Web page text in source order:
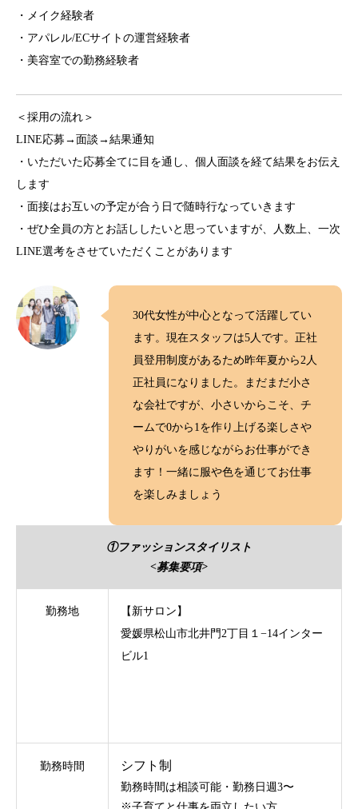
・メイク経験者
・アパレル/ECサイトの運営経験者
・美容室での勤務経験者
＜採用の流れ＞
LINE応募→面談→結果通知
・いただいた応募全てに目を通し、個人面談を経て結果をお伝え
します
・面接はお互いの予定が合う日で随時行なっていきます
・ぜひ全員の方とお話ししたいと思っていますが、人数上、一次
LINE選考をさせていただくことがあります
30代女性が中心となって活躍してい
ます。現在スタッフは5人です。正社
員登用制度があるため昨年夏から2人
正社員になりました。まだまだ小さ
な会社ですが、小さいからこそ、チ
ームで0から1を作り上げる楽しさや
やりがいを感じながらお仕事ができ
ます！一緒に服や色を通じてお仕事
を楽しみましょう
①ファッションスタイリスト
<募集要項>
勤務地
【新サロン】
愛媛県松山市北井門2丁目１−14インター
ビル1
勤務時間 シフト制
勤務時間は相談可能・勤務日週3〜